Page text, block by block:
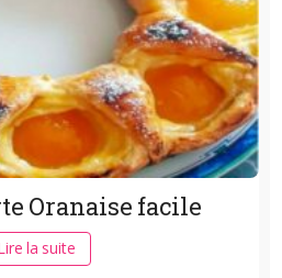
Oranaise facile
la suite